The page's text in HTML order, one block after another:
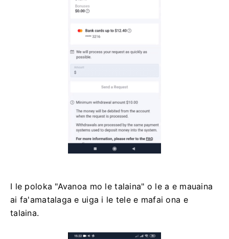
I le poloka "Avanoa mo le talaina" o le a e mauaina
ai fa'amatalaga e uiga i le tele e mafai ona e
talaina.